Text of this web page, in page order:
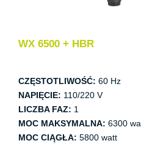
WX 6500 + HBR
CZĘSTOTLIWOŚĆ: 60 Hz
NAPIĘCIE: 110/220 V
LICZBA FAZ: 1
MOC MAKSYMALNA: 6300
MOC CIĄGŁA: 5800 watt